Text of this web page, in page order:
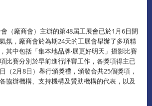
（廠商會）主辦的第48屆工展會已於1月6日閉
氛，廠商會於為期24天的工展會舉辦了多項精
其中包括「集本地品牌‧展更好明天」攝影比賽
比賽分別於早前進行評審工作，各獎項得主已
（2月8日）舉行頒獎禮，頒發合共25個獎項，
協辦機構、支持機構及贊助機構的代表，以及